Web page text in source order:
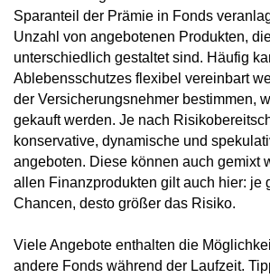
Sparanteil der Prämie in Fonds
Unzahl von angebotenen Produkten,
unterschiedlich gestaltet sind. Häufig
Ablebensschutzes flexibel vereinbart
der Versicherungsnehmer bestimmen,
gekauft werden. Je nach
konservative, dynamische und
angeboten. Diese können auch gemixt
allen Finanzprodukten gilt auch hier: je
Chancen, desto größer das Risiko.
Viele Angebote enthalten die
andere Fonds während der Laufzeit.